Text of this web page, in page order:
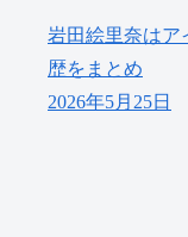
岩田絵里奈はア
歴をまとめ
2026年5月25日